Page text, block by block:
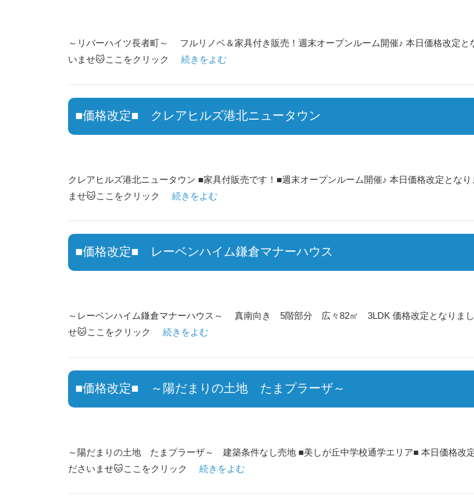
～リバーハイツ長者町～ フルリノベ＆家具付き販売！週末オープンルーム開催♪ 本日価格改定
いませ🐱ここをクリック
続きをよむ
■価格改定■ クレアヒルズ港北ニュータウン
クレアヒルズ港北ニュータウン ■家具付販売です！■週末オープンルーム開催♪ 本日価格改定とな
ませ🐱ここをクリック
続きをよむ
■価格改定■ レーベンハイム鎌倉マナーハウス
～レーベンハイム鎌倉マナーハウス～ 真南向き 5階部分 広々82㎡ 3LDK 価格改定となりまし
せ🐱ここをクリック
続きをよむ
■価格改定■ ～陽だまりの土地 たまプラーザ～
～陽だまりの土地 たまプラーザ～ 建築条件なし売地 ■美しが丘中学校通学エリア■ 本日価格改
ださいませ🐱ここをクリック
続きをよむ